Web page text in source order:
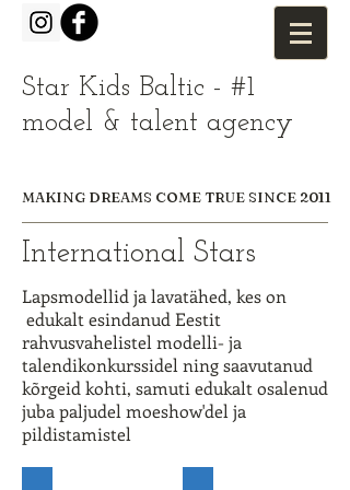
Star Kids Baltic - #1
model & talent agency
MAKING DREAMS COME TRUE SINCE 2011
International Stars
Lapsmodellid ja lavatähed, kes on
edukalt esindanud Eestit
rahvusvahelistel modelli- ja
talendikonkurssidel ning saavutanud
kõrgeid kohti, samuti edukalt osalenud
juba paljudel moeshow'del ja
pildistamistel